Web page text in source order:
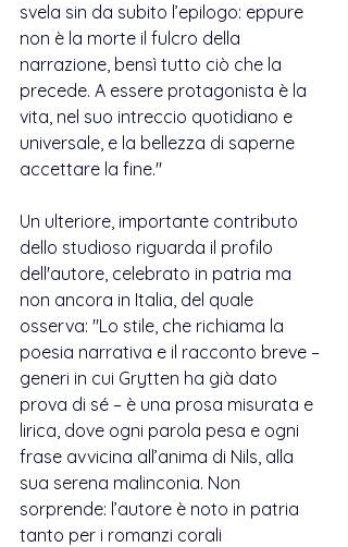
svela sin da subito l’epilogo: eppure
non è la morte il fulcro della
narrazione, bensì tutto ciò che la
precede. A essere protagonista è la
vita, nel suo intreccio quotidiano e
universale, e la bellezza di saperne
accettare la fine."
Un ulteriore, importante contributo
dello studioso riguarda il profilo
dell'autore, celebrato in patria ma
non ancora in Italia, del quale
osserva: "Lo stile, che richiama la
poesia narrativa e il racconto breve –
generi in cui Grytten ha già dato
prova di sé – è una prosa misurata e
lirica, dove ogni parola pesa e ogni
frase avvicina all’anima di Nils, alla
sua serena malinconia. Non
sorprende: l’autore è noto in patria
tanto per i romanzi corali